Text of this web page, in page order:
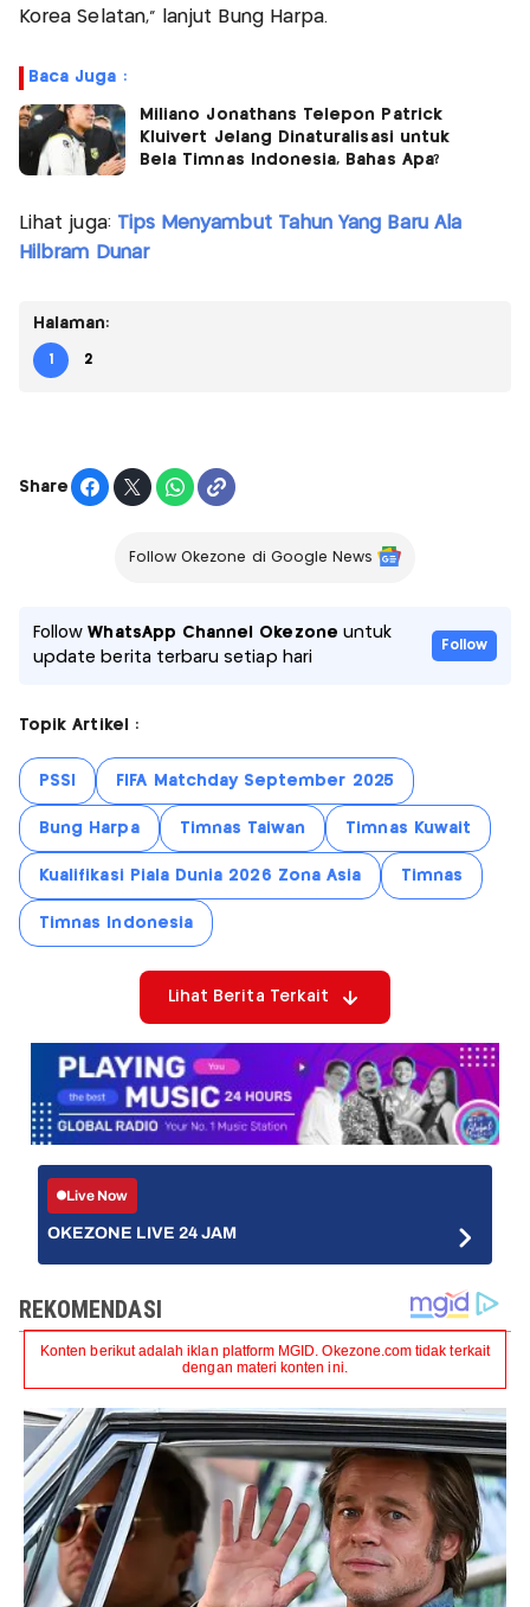
Korea Selatan,” lanjut Bung Harpa.
Baca Juga :
Miliano Jonathans Telepon Patrick
Kluivert Jelang Dinaturalisasi untuk
Bela Timnas Indonesia, Bahas Apa?
Lihat juga: Tips Menyambut Tahun Yang Baru Ala
Hilbram Dunar
Halaman:
1 2
Share
Follow Okezone di Google News
FollowWhatsApp Channel Okezone untuk
update berita terbaru setiap hari
Follow
Topik Artikel :
PSSI FIFA Matchday September 2025
Bung Harpa Timnas Taiwan Timnas Kuwait
Kualifikasi Piala Dunia 2026 Zona Asia Timnas
Timnas Indonesia
Lihat Berita Terkait
Live Now
OKEZONE LIVE 24 JAM